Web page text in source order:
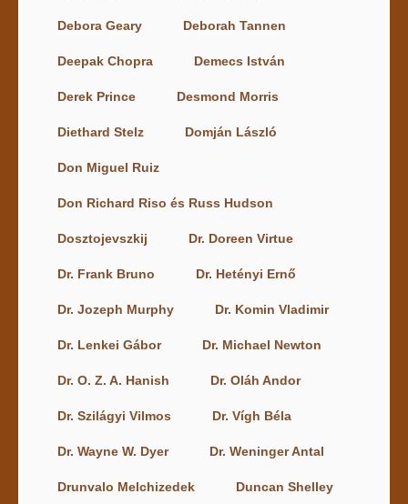
Debora Geary Deborah Tannen
Deepak Chopra Demecs István
Derek Prince Desmond Morris
Diethard Stelz Domján László
Don Miguel Ruiz
Don Richard Riso és Russ Hudson
Dosztojevszkij Dr. Doreen Virtue
Dr. Frank Bruno Dr. Hetényi Ernő
Dr. Jozeph Murphy Dr. Komin Vladimir
Dr. Lenkei Gábor Dr. Michael Newton
Dr. O. Z. A. Hanish Dr. Oláh Andor
Dr. Szilágyi Vilmos Dr. Vígh Béla
Dr. Wayne W. Dyer Dr. Weninger Antal
Drunvalo Melchizedek Duncan Shelley